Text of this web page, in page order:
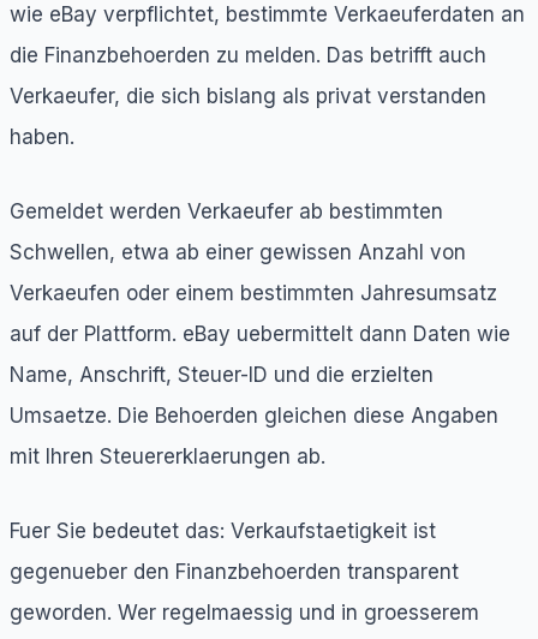
wie eBay verpflichtet, bestimmte Verkaeuferdaten an
die Finanzbehoerden zu melden. Das betrifft auch
Verkaeufer, die sich bislang als privat verstanden
haben.
Gemeldet werden Verkaeufer ab bestimmten
Schwellen, etwa ab einer gewissen Anzahl von
Verkaeufen oder einem bestimmten Jahresumsatz
auf der Plattform. eBay uebermittelt dann Daten wie
Name, Anschrift, Steuer-ID und die erzielten
Umsaetze. Die Behoerden gleichen diese Angaben
mit Ihren Steuererklaerungen ab.
Fuer Sie bedeutet das: Verkaufstaetigkeit ist
gegenueber den Finanzbehoerden transparent
geworden. Wer regelmaessig und in groesserem